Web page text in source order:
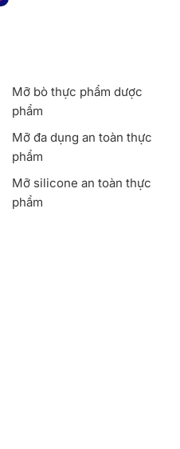
Mỡ bò thực phẩm dược
phẩm
Mỡ đa dụng an toàn thực
phẩm
Mỡ silicone an toàn thực
phẩm